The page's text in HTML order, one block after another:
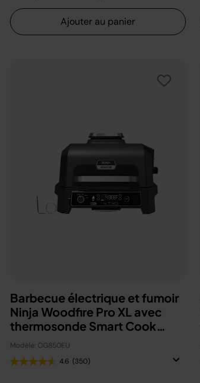
Ajouter au panier
Barbecue électrique et fumoir
Ninja Woodfire Pro XL avec
thermosonde Smart Cook
OG850EU
Modèle: OG850EU
4.6 (350)